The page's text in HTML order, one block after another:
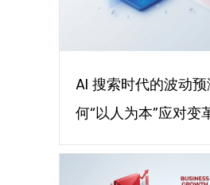
AI 搜索时代的波动
何“以人为本”应对变